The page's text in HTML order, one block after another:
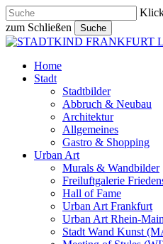
Skip
to
main
content
zum Schließen
Suche
Close
search
Menu
Home
Stadt
Stadtbilder
Abbruch & Neubau
Architektur
Allgemeines
Gastro & Shopping
Urban Art
Murals & Wandbilder
Freiluftgalerie
Hall of Fame
Urban Art Frankfurt
Urban Art Rhein-Main
Stadt Wand Kunst